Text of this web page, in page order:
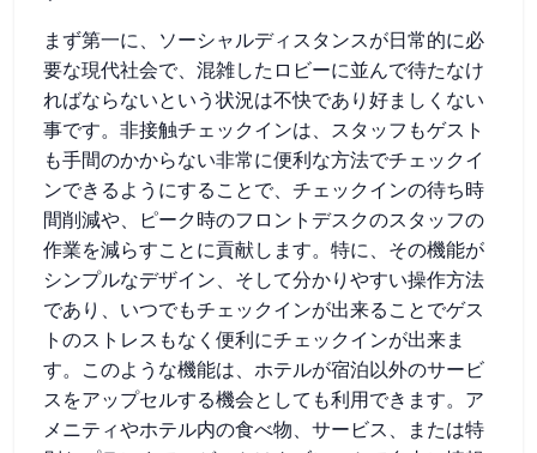
まず第一に、ソーシャルディスタンスが日常的に必
要な現代社会で、混雑したロビーに並んで待たなけ
ればならないという状況は不快であり好ましくない
事です。非接触チェックインは、スタッフもゲスト
も手間のかからない非常に便利な方法でチェックイ
ンできるようにすることで、チェックインの待ち時
間削減や、ピーク時のフロントデスクのスタッフの
作業を減らすことに貢献します。特に、その機能が
シンプルなデザイン、そして分かりやすい操作方法
であり、いつでもチェックインが出来ることでゲス
トのストレスもなく便利にチェックインが出来ま
す。このような機能は、ホテルが宿泊以外のサービ
スをアップセルする機会としても利用できます。ア
メニティやホテル内の食べ物、サービス、または特